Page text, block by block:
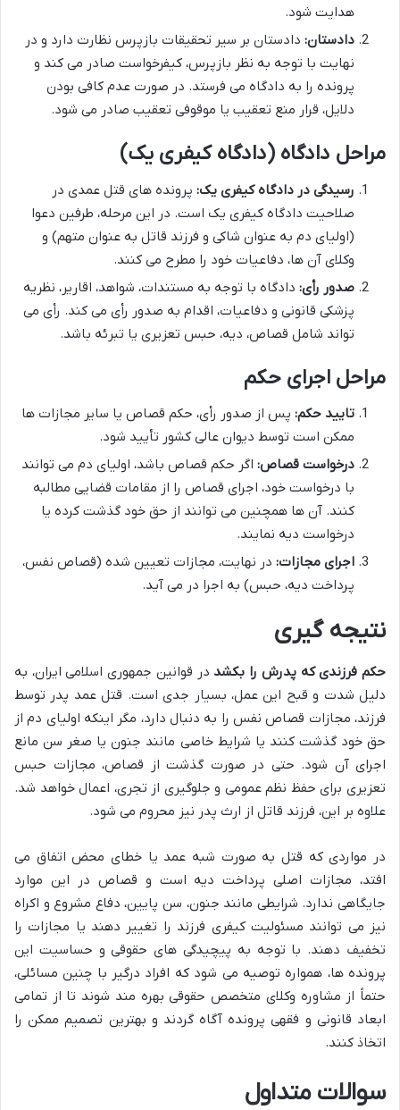
هدایت شود.
دادستان: دادستان بر سیر تحقیقات بازپرس نظارت دارد و در
نهایت با توجه به نظر بازپرس، کیفرخواست صادر می کند و
پرونده را به دادگاه می فرستد. در صورت عدم کافی بودن
دلایل، قرار منع تعقیب یا موقوفی تعقیب صادر می شود.
مراحل دادگاه (دادگاه کیفری یک)
رسیدگی در دادگاه کیفری یک: پرونده های قتل عمدی در
صلاحیت دادگاه کیفری یک است. در این مرحله، طرفین دعوا
(اولیای دم به عنوان شاکی و فرزند قاتل به عنوان متهم) و
وکلای آن ها، دفاعیات خود را مطرح می کنند.
صدور رأی: دادگاه با توجه به مستندات، شواهد، اقاریر، نظریه
پزشکی قانونی و دفاعیات، اقدام به صدور رأی می کند. رأی می
تواند شامل قصاص، دیه، حبس تعزیری یا تبرئه باشد.
مراحل اجرای حکم
تایید حکم: پس از صدور رأی، حکم قصاص یا سایر مجازات ها
ممکن است توسط دیوان عالی کشور تأیید شود.
درخواست قصاص: اگر حکم قصاص باشد، اولیای دم می توانند
با درخواست خود، اجرای قصاص را از مقامات قضایی مطالبه
کنند. آن ها همچنین می توانند از حق خود گذشت کرده یا
درخواست دیه نمایند.
اجرای مجازات: در نهایت، مجازات تعیین شده (قصاص نفس،
پرداخت دیه، حبس) به اجرا در می آید.
نتیجه گیری
حکم فرزندی که پدرش را بکشددر قوانین جمهوری اسلامی ایران، به
دلیل شدت و قبح این عمل، بسیار جدی است. قتل عمد پدر توسط
فرزند، مجازات قصاص نفس را به دنبال دارد، مگر اینکه اولیای دم از
حق خود گذشت کنند یا شرایط خاصی مانند جنون یا صغر سن مانع
اجرای آن شود. حتی در صورت گذشت از قصاص، مجازات حبس
تعزیری برای حفظ نظم عمومی و جلوگیری از تجری، اعمال خواهد شد.
علاوه بر این، فرزند قاتل از ارث پدر نیز محروم می شود.
در مواردی که قتل به صورت شبه عمد یا خطای محض اتفاق می
افتد، مجازات اصلی پرداخت دیه است و قصاص در این موارد
جایگاهی ندارد. شرایطی مانند جنون، سن پایین، دفاع مشروع و اکراه
نیز می توانند مسئولیت کیفری فرزند را تغییر دهند یا مجازات را
تخفیف دهند. با توجه به پیچیدگی های حقوقی و حساسیت این
پرونده ها، همواره توصیه می شود که افراد درگیر با چنین مسائلی،
حتماً از مشاوره وکلای متخصص حقوقی بهره مند شوند تا از تمامی
ابعاد قانونی و فقهی پرونده آگاه گردند و بهترین تصمیم ممکن را
اتخاذ کنند.
سوالات متداول